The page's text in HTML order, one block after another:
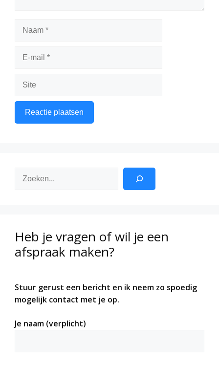
Naam
Site
Zoeken
Heb je vragen of wil je een
afspraak maken?
Stuur gerust een bericht en ik neem zo spoedig
mogelijk contact met je op.
Je naam (verplicht)